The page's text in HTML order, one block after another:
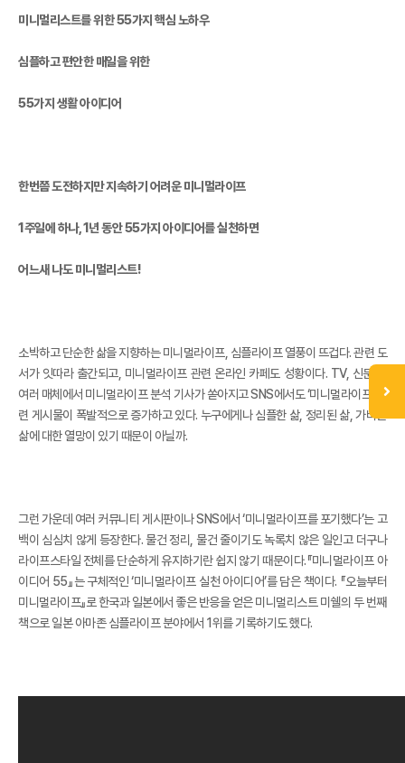
미니멀리스트를 위한 55가지 핵심 노하우
심플하고 편안한 매일을 위한
55가지 생활 아이디어
한번쯤 도전하지만 지속하기 어려운 미니멀라이프
1주일에 하나, 1년 동안 55가지 아이디어를 실천하면
어느새 나도 미니멀리스트!
소박하고 단순한 삶을 지향하는 미니멀라이프, 심플라이프 열풍이 뜨겁다. 관련 도
서가 잇따라 출간되고, 미니멀라이프 관련 온라인 카페도 성황이다. TV, 신문 등
여러 매체에서 미니멀라이프 분석 기사가 쏟아지고 SNS에서도 ‘미니멀라이프’ 관
련 게시물이 폭발적으로 증가하고 있다. 누구에게나 심플한 삶, 정리된 삶, 가벼운
삶에 대한 열망이 있기 때문이 아닐까.
그런 가운데 여러 커뮤니티 게시판이나 SNS에서 ‘미니멀라이프를 포기했다’는 고
백이 심심치 않게 등장한다. 물건 정리, 물건 줄이기도 녹록치 않은 일인고 더구나
라이프스타일 전체를 단순하게 유지하기란 쉽지 않기 때문이다.『미니멀라이프 아
이디어 55』는 구체적인 ‘미니멀라이프 실천 아이디어’를 담은 책이다. 『오늘부터
미니멀라이프』로 한국과 일본에서 좋은 반응을 얻은 미니멀리스트 미쉘의 두 번째
책으로 일본 아마존 심플라이프 분야에서 1위를 기록하기도 했다.